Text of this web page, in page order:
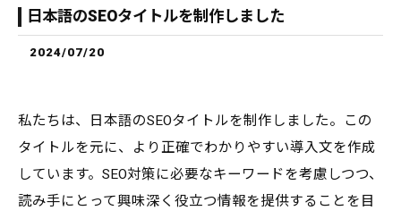
日本語のSEOタイトルを制作しました
2024/07/20
私たちは、日本語のSEOタイトルを制作しました。この
タイトルを元に、より正確でわかりやすい導入文を作成
しています。SEO対策に必要なキーワードを考慮しつつ、
読み手にとって興味深く役立つ情報を提供することを目